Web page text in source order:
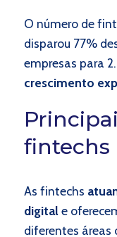
O número de
disparou 77%
empresas para
crescimento
fintechs
As fintechs
digitale
diferentes áreas